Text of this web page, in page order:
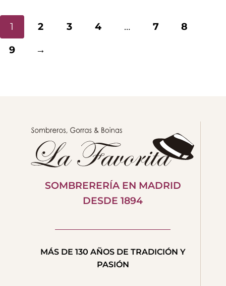
1 2 3 4 … 7
8
9
→
SOMBRERERÍA EN MADRID
DESDE 1894
MÁS DE 130 AÑOS DE TRADICIÓN Y
PASIÓN